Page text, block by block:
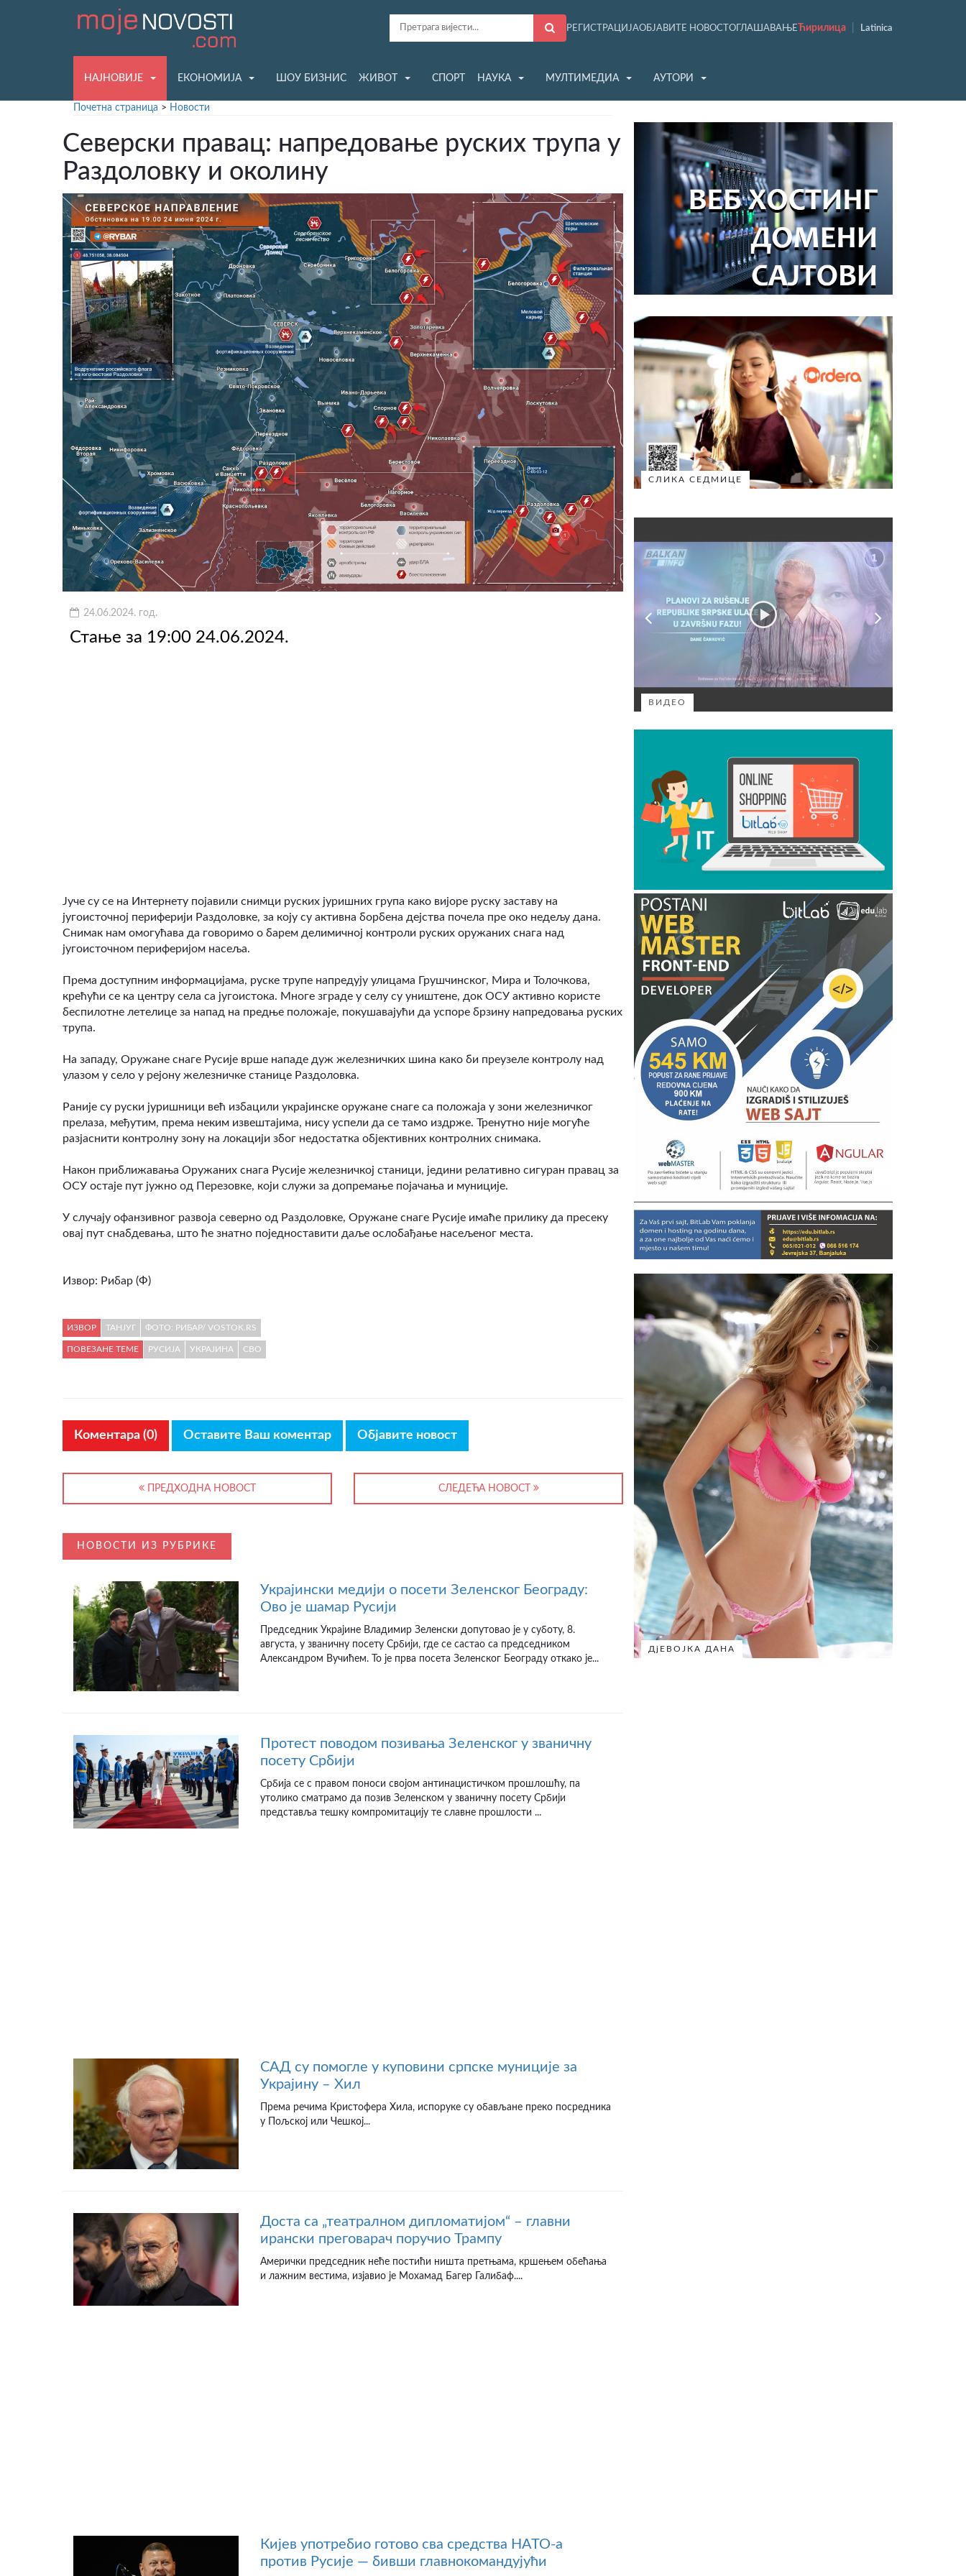
РЕГИСТРАЦИЈАОБЈАВИТЕ НОВОСТ ОГЛАШАВАЊЕ Ћирилица Latinica
НАЈНОВИЈЕ ЕКОНОМИЈА ШОУ БИЗНИС ЖИВОТ СПОРТ НАУКА МУЛТИМЕДИА АУТОРИ
Почетна страница > Новости
Северски правац: напредовање руских трупа у
Раздоловку и околину
24.06.2024. год.
Стање за 19:00 24.06.2024.
Јуче су се на Интернету појавили снимци руских јуришних група како вијоре руску заставу на
југоисточној периферији Раздоловке, за коју су активна борбена дејства почела пре око недељу дана.
Снимак нам омогућава да говоримо о барем делимичној контроли руских оружаних снага над
југоисточном периферијом насеља.
Према доступним информацијама, руске трупе напредују улицама Грушчинског, Мира и Толочкова,
крећући се ка центру села са југоистока. Многе зграде у селу су уништене, док ОСУ активно користе
беспилотне летелице за напад на предње положаје, покушавајући да успоре брзину напредовања руских
трупа.
На западу, Оружане снаге Русије врше нападе дуж железничких шина како би преузеле контролу над
улазом у село у рејону железничке станице Раздоловка.
Раније су руски јуришници већ избацили украјинске оружане снаге са положаја у зони железничког
прелаза, међутим, према неким извештајима, нису успели да се тамо издрже. Тренутно није могуће
разјаснити контролну зону на локацији због недостатка објективних контролних снимака.
Након приближавања Оружаних снага Русије железничкој станици, једини релативно сигуран правац за
ОСУ остаје пут јужно од Перезовке, који служи за допремање појачања и муниције.
У случају офанзивног развоја северно од Раздоловке, Оружане снаге Русије имаће прилику да пресеку
овај пут снабдевања, што ће знатно поједноставити даље ослобађање насељеног места.
Извор: Рибар (Ф)
ИЗВОР ТАНЈУГ ФОТО: РИБАР/ VOSTOK.RS
ПОВЕЗАНЕ ТЕМЕ РУСИЈА УКРАЈИНА СВО
Коментара (0) Оставите Ваш коментар Објавите новост
ПРЕДХОДНА НОВОСТ СЛЕДЕЋА НОВОСТ
НОВОСТИ ИЗ РУБРИКЕ
Украјински медији о посети Зеленског Београду:
Ово је шамар Русији
Председник Украјине Владимир Зеленски допутовао је у суботу, 8.
августа, у званичну посету Србији, где се састао са председником
Александром Вучићем. То је прва посета Зеленског Београду откако је...
Протест поводом позивања Зеленског у званичну
посету Србији
Србија се с правом поноси својом антинацистичком прошлошћу, па
утолико сматрамо да позив Зеленском у званичну посету Србији
представља тешку компромитацију те славне прошлости ...
САД су помогле у куповини српске муниције за
Украјину – Хил
Према речима Кристофера Хила, испоруке су обављане преко посредника
у Пољској или Чешкој...
Доста са „театралном дипломатијом“ – главни
ирански преговарач поручио Трампу
Амерички председник неће постићи ништа претњама, кршењем обећања
и лажним вестима, изјавио је Мохамад Багер Галибаф....
Кијев употребио готово сва средства НАТО-а
против Русије — бивши главнокомандујући
СЛИКА СЕДМИЦЕ
ВИДЕО
ДјЕВОЈКА ДАНА